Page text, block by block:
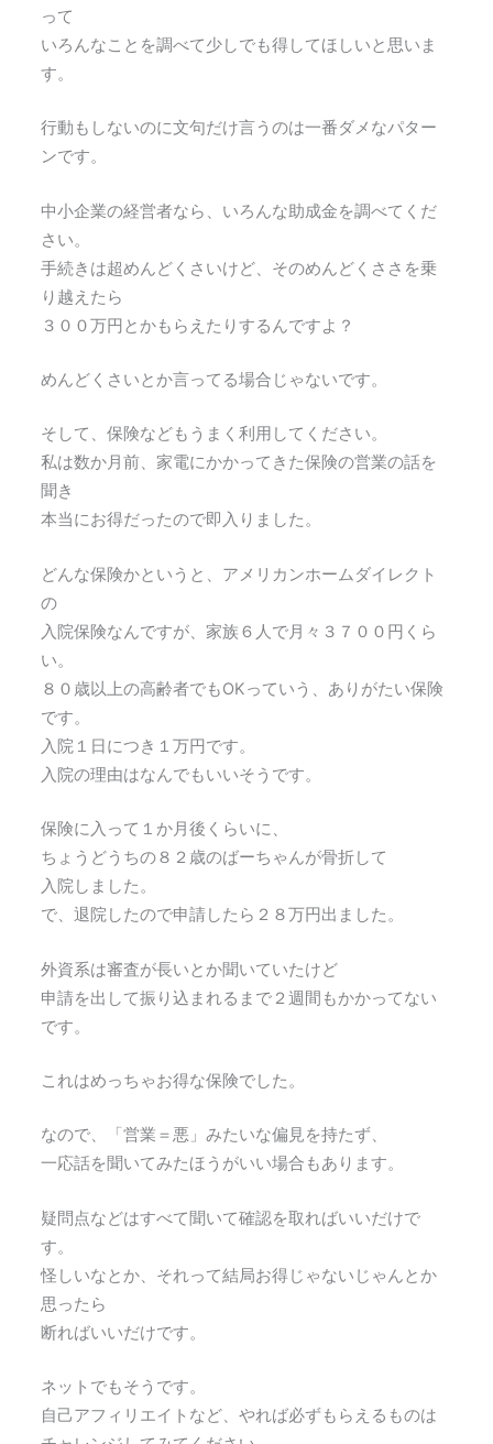
って
いろんなことを調べて少しでも得してほしいと思いま
す。
行動もしないのに文句だけ言うのは一番ダメなパター
ンです。
中小企業の経営者なら、いろんな助成金を調べてくだ
さい。
手続きは超めんどくさいけど、そのめんどくささを乗
り越えたら
３００万円とかもらえたりするんですよ？
めんどくさいとか言ってる場合じゃないです。
そして、保険などもうまく利用してください。
私は数か月前、家電にかかってきた保険の営業の話を
聞き
本当にお得だったので即入りました。
どんな保険かというと、アメリカンホームダイレクト
の
入院保険なんですが、家族６人で月々３７００円くら
い。
８０歳以上の高齢者でもOKっていう、ありがたい保険
です。
入院１日につき１万円です。
入院の理由はなんでもいいそうです。
保険に入って１か月後くらいに、
ちょうどうちの８２歳のばーちゃんが骨折して
入院しました。
で、退院したので申請したら２８万円出ました。
外資系は審査が長いとか聞いていたけど
申請を出して振り込まれるまで２週間もかかってない
です。
これはめっちゃお得な保険でした。
なので、「営業＝悪」みたいな偏見を持たず、
一応話を聞いてみたほうがいい場合もあります。
疑問点などはすべて聞いて確認を取ればいいだけで
す。
怪しいなとか、それって結局お得じゃないじゃんとか
思ったら
断ればいいだけです。
ネットでもそうです。
自己アフィリエイトなど、やれば必ずもらえるものは